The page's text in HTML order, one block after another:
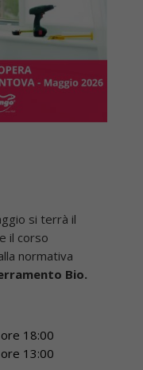
si terrà il
e il corso
normativa
Bio.
18:00
13:00